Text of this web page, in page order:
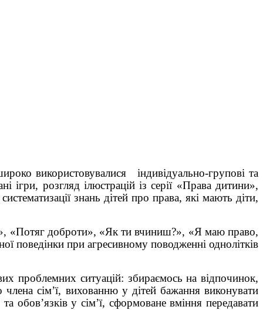
використовувалися індивідуально-групові та
ігри, розгляд ілюстрацій із серії «Права дитини»,
знань дітей про права, які мають діти,
«Потяг доброти», «Як ти вчиниш?», «Я маю право,
поведінки при агресивному поводженні однолітків
проблемних ситуацій: збираємось на відпочинок,
сім’ї, вихованню у дітей бажання виконувати
обов’язків у сім’ї, сформоване вміння передавати